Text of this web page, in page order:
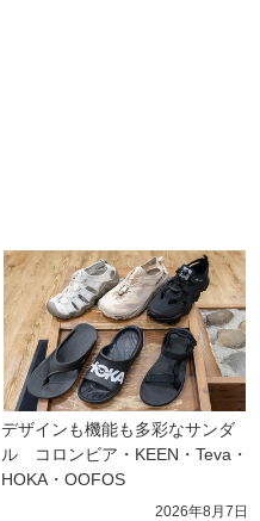
デザインも機能も多彩なサンダ
ル　コロンビア・KEEN・Teva・
HOKA・OOFOS
2026年8月7日